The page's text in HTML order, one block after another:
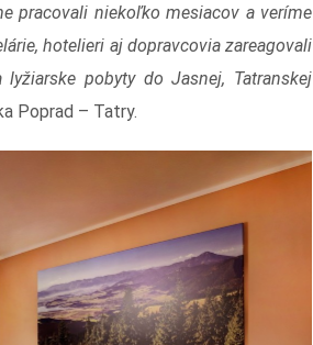
pracovali niekoľko mesiacov a veríme
hotelieri aj dopravcovia zareagovali
pobyty do Jasnej, Tatranskej
Poprad – Tatry.